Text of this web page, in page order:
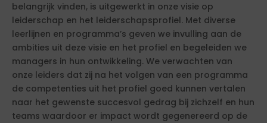
belangrijk vinden, is uitgewerkt in onze visie op
leiderschap en het leiderschapsprofiel. Met diverse
leerlijnen en programma’s geven we invulling aan de
ambities uit deze visie en het profiel en begeleiden we
managers in hun ontwikkeling. We verwachten van
onze leiders dat zij na het volgen van een programma
de competenties uit het profiel goed kunnen vertalen
naar het gewenste succesvol gedrag bij zichzelf en hun
teams waardoor er impact wordt gegenereerd op de